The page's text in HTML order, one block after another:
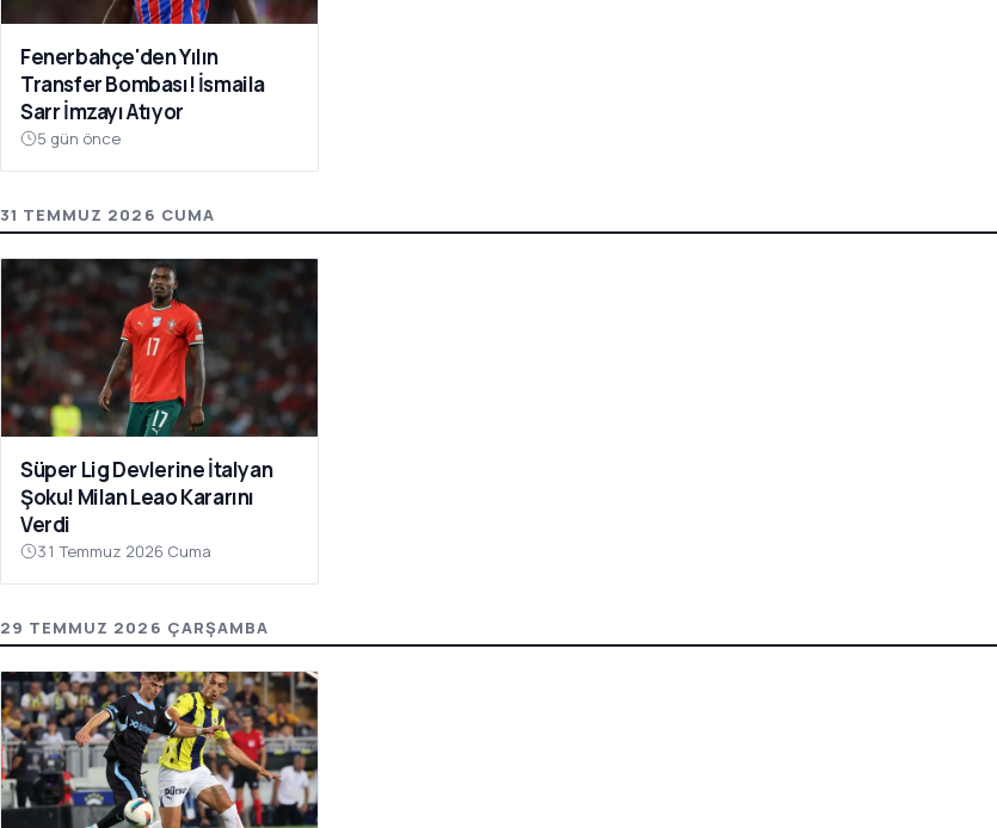
Fenerbahçe'den Yılın
Transfer Bombası! İsmaila
Sarr İmzayı Atıyor
5 gün önce
31 TEMMUZ 2026 CUMA
Süper Lig Devlerine İtalyan
Şoku! Milan Leao Kararını
Verdi
31 Temmuz 2026 Cuma
29 TEMMUZ 2026 ÇARŞAMBA